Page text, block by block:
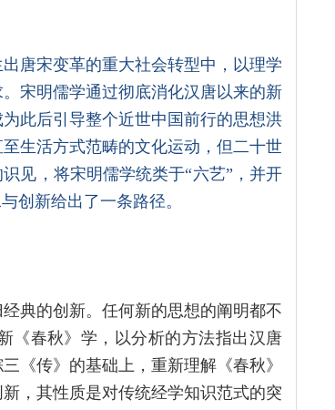
唐宋变革的重大社会转型中，以理学
宋明儒学通过彻底消化汉唐以来的新
此后引导整个近世中国前行的思想洪
生活方式范畴的文化运动，但二十世
见，将宋明儒学统类于“六艺”，并开
创新给出了一条路径。
典的创新。任何新的思想的阐明都不
《春秋》学，以分析的方法指出汉唐
《传》的基础上，重新理解《春秋》
，其性质是对传统经学知识范式的突